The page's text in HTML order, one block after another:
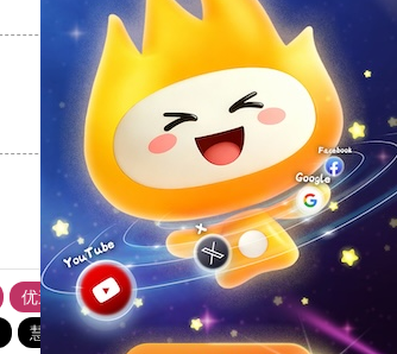
支持[0] 反对
支持[0] 反对[0]
优途加速器官网 风驰加速器
旋风加速器
慧通下载站 极光加速器 ins加速器